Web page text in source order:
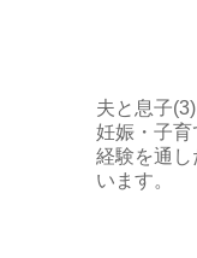
夫と息子
妊娠・子育
経験を通し
います。